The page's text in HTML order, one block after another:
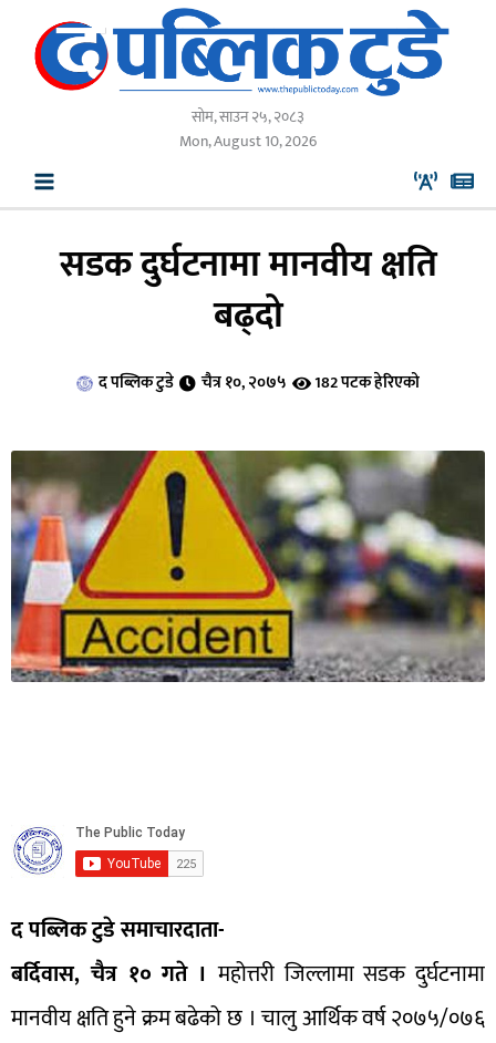
content
सोम, साउन २५, २०८३
Mon, August 10, 2026
सडक दुर्घटनामा मानवीय क्षति
बढ्दो
द पब्लिक टुडे चैत्र १०, २०७५ 182 पटक हेरिएको
द पब्लिक टुडे समाचारदाता-
बर्दिवास, चैत्र १० गते ।महोत्तरी जिल्लामा सडक दुर्घटनामा
मानवीय क्षति हुने क्रम बढेको छ । चालु आर्थिक वर्ष २०७५/०७६